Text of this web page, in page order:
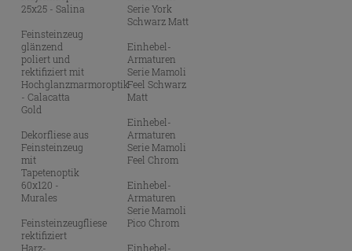
25x25 - Salina
Feinsteinzeug
glänzend
poliert und
rektifiziert mit
Hochglanzmarmoroptik
- Calacatta
Gold
Dekorfliese aus
Feinsteinzeug
mit
Tapetenoptik
60x120 -
Murales
Feinsteinzeugfliese
rektifiziert
Harz-
Serie York
Schwarz Matt
Einhebel-
Armaturen
Serie Mamoli
Feel Schwarz
Matt
Einhebel-
Armaturen
Serie Mamoli
Feel Chrom
Einhebel-
Armaturen
Serie Mamoli
Pico Chrom
Einhebel-